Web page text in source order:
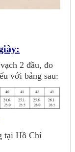
2 đầu, đo
với bảng sau:
tại Hồ Chí